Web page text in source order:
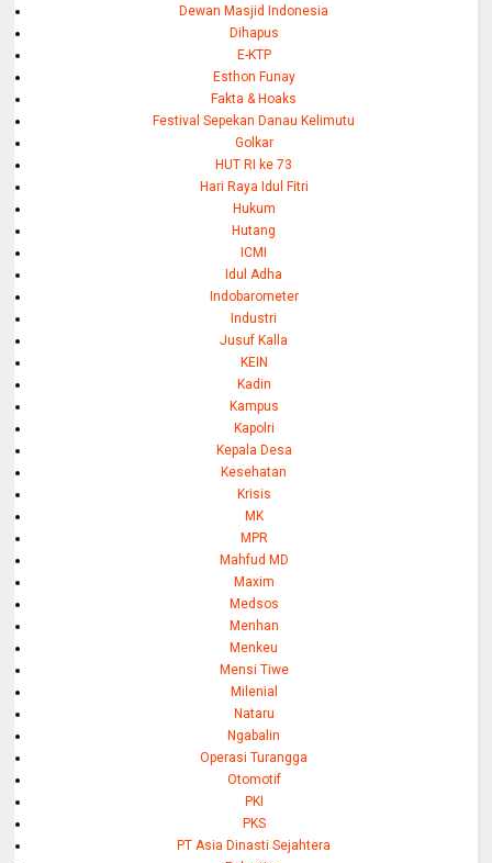
Dewan Masjid Indonesia
Dihapus
E-KTP
Esthon Funay
Fakta & Hoaks
Festival Sepekan Danau Kelimutu
Golkar
HUT RI ke 73
Hari Raya Idul Fitri
Hukum
Hutang
ICMI
Idul Adha
Indobarometer
Industri
Jusuf Kalla
KEIN
Kadin
Kampus
Kapolri
Kepala Desa
Kesehatan
Krisis
MK
MPR
Mahfud MD
Maxim
Medsos
Menhan
Menkeu
Mensi Tiwe
Milenial
Nataru
Ngabalin
Operasi Turangga
Otomotif
PKI
PKS
PT Asia Dinasti Sejahtera